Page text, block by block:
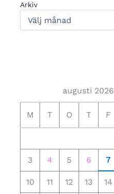
Arkiv
augusti 2026
M T O T F
3 4 5 6 7
10 11 12 13 14